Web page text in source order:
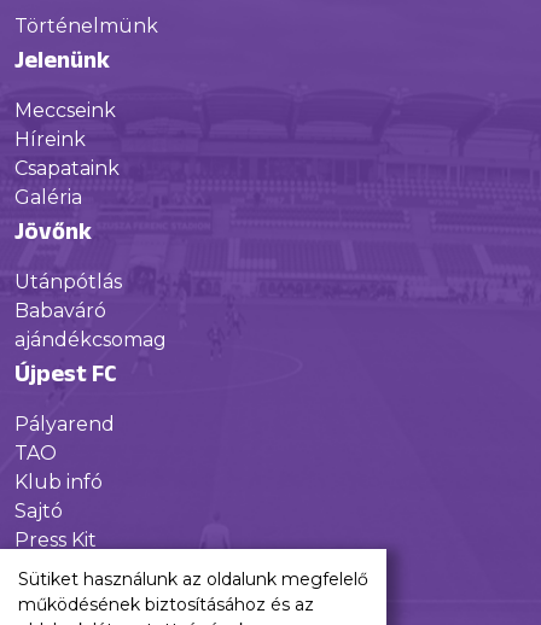
Történelmünk
Jelenünk
Meccseink
Híreink
Csapataink
Galéria
Jövőnk
Utánpótlás
Babaváró
ajándékcsomag
Újpest FC
Pályarend
TAO
Klub infó
Sajtó
Press Kit
Újpest FC Shop
Digitális felületeink
Sütiket használunk az oldalunk megfelelő
működésének biztosításához és az